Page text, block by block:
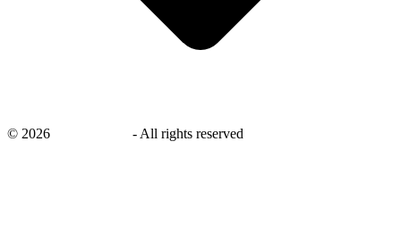
© 2026 - All rights reserved